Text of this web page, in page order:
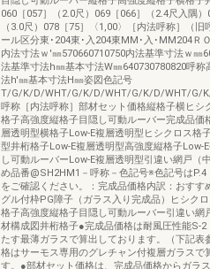
060［057］（2.0尺）069［066］（2.4尺入隅）
（3.0尺）078［75］〈1,00〉［内法呼称］（旧
ール区分東･204東･入204東MM･入･MM204Ｒ
内法寸法ｗ'㎜570660710750内法基準寸法ｗ㎜
法基準寸法h㎜基本寸法W㎜640730780820呼称
法h'㎜基本寸法H㎜姿図色記号
T/G/K/D/WHT/G/K/D/WHT/G/K/D/WHT/G/K/
呼称［内法呼称］部材セット価格縦格子横ヒシ
格子高強度縦格子目隠し可動ルーバー完成品価
層透明型横格子Low-E複層透明型ヒシクロス格
型井桁格子Low-E複層透明型高強度縦格子Low-
し可動ルーバーLow-E複層透明型引違い網戸（
め品番@SH2HM1－呼称－色記号※色記号はP.4
をご確認ください。：完成品価格内訳：おすす
グル付枠PG障子（ガラス入り完成品）ヒシク
格子高強度縦格子目隠し可動ルーバー引違い網
材構成図井桁格子●完成品価格は耐風圧性能S-2
たす最薄ガラスで算出しております。（下記表
格はサーモス専用のグレチャン付複層ガラスで
す。●部材セット価格は、完成品価格からガラ